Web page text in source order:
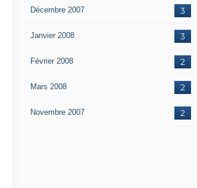
3
Décembre 2007
3
Janvier 2008
2
Février 2008
2
Mars 2008
2
Novembre 2007